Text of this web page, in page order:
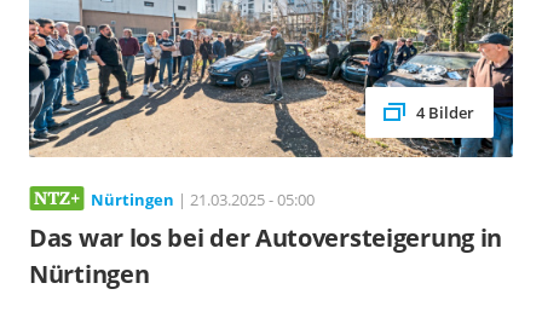
4 Bilder
Nürtingen | 21.03.2025 - 05:00
Das war los bei der Autoversteigerung in
Nürtingen